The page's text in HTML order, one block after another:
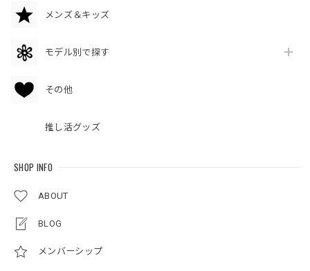
メンズ＆キッズ
モデル別で探す
その他
推し活グッズ
SHOP INFO
ABOUT
BLOG
メンバーシップ